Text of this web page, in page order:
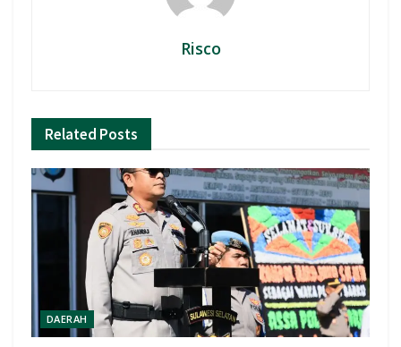
Risco
Related Posts
DAERAH